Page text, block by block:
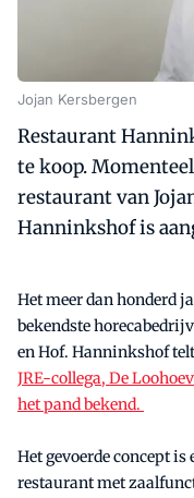
Jojan Kersbergen
Restaurant
te koop.
restaurant van
Hanninkshof is
Het meer dan honderd
bekendste
en Hof. Hanninkshof
JRE-collega, De
het pand bekend.
Het gevoerde concept
restaurant met